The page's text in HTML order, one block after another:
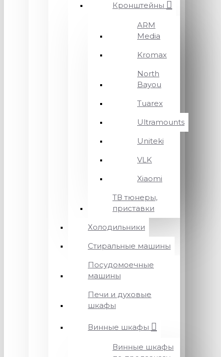
Кронштейны
ARM
Media
Kromax
North
Bayou
Tuarex
Ultramounts
Uniteki
VLK
Xiaomi
ТВ тюнеры,
приставки
Холодильники
Стиральные машины
Посудомоечные
машины
Печи и духовые
шкафы
Винные шкафы
Винные шкафы